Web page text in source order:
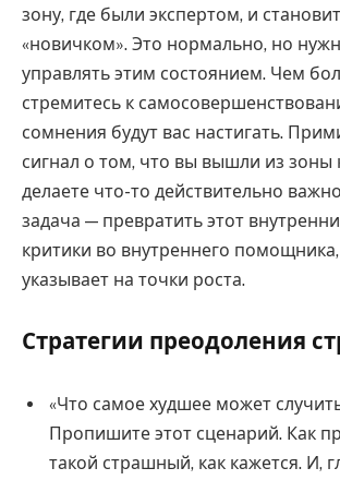
зону, где были экспертом, и
«новичком». Это нормально, но
управлять этим состоянием. Чем
стремитесь к
сомнения будут вас настигать.
сигнал о том, что вы вышли из зоны
делаете что-то действительно
задача — превратить этот
критики во внутреннего
указывает на точки роста.
Стратегии преодоления
«Что самое худшее может
Пропишите этот сценарий. Как
такой страшный, как кажется. И,